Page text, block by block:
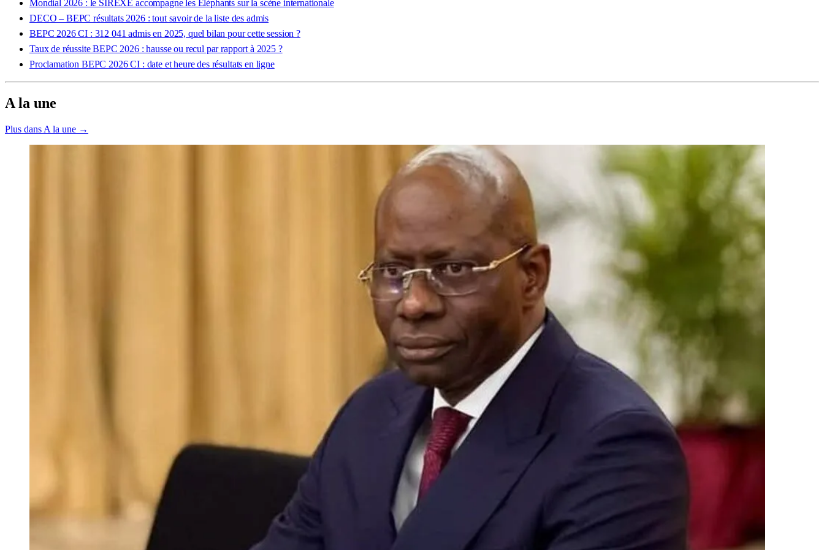
Mondial 2026 : le SIREXE accompagne les Éléphants sur la scène internationale
DECO – BEPC résultats 2026 : tout savoir de la liste des admis
BEPC 2026 CI : 312 041 admis en 2025, quel bilan pour cette session ?
Taux de réussite BEPC 2026 : hausse ou recul par rapport à 2025 ?
Proclamation BEPC 2026 CI : date et heure des résultats en ligne
A la une
Plus dans A la une →